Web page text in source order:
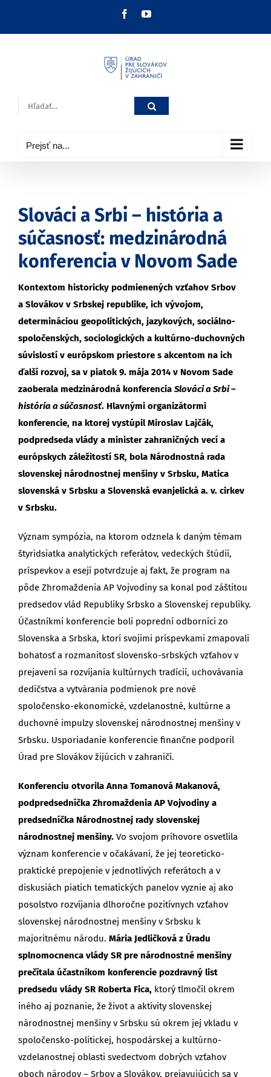
FacebookYouTube
Hľadať:
Prejsť na...
Slováci a Srbi – história a
súčasnosť: medzinárodná
konferencia v Novom Sade
Kontextom historicky podmienených vzťahov Srbov
a Slovákov v Srbskej republike, ich vývojom,
determináciou geopolitických, jazykových, sociálno-
spoločenských, sociologických a kultúrno-duchovných
súvislostí v európskom priestore s akcentom na ich
ďalší rozvoj, sa v piatok 9. mája 2014 v Novom Sade
zaoberala medzinárodná konferencia Slováci a Srbi –
história a súčasnosť. Hlavnými organizátormi
konferencie, na ktorej vystúpil Miroslav Lajčák,
podpredseda vlády a minister zahraničných vecí a
európskych záležitostí SR, bola Národnostná rada
slovenskej národnostnej menšiny v Srbsku, Matica
slovenská v Srbsku a Slovenská evanjelická a. v. cirkev
v Srbsku.
Význam sympózia, na ktorom odznela k daným témam
štyridsiatka analytických referátov, vedeckých štúdií,
príspevkov a esejí potvrdzuje aj fakt, že program na
pôde Zhromaždenia AP Vojvodiny sa konal pod záštitou
predsedov vlád Republiky Srbsko a Slovenskej republiky.
Účastníkmi konferencie boli poprední odborníci zo
Slovenska a Srbska, ktorí svojimi príspevkami zmapovali
bohatosť a rozmanitosť slovensko-srbských vzťahov v
prejavení sa rozvíjania kultúrnych tradícií, uchovávania
dedičstva a vytvárania podmienok pre nové
spoločensko-ekonomické, vzdelanostné, kultúrne a
duchovné impulzy slovenskej národnostnej menšiny v
Srbsku. Usporiadanie konferencie finančne podporil
Úrad pre Slovákov žijúcich v zahraničí.
Konferenciu otvorila Anna Tomanová Makanová,
podpredsedníčka Zhromaždenia AP Vojvodiny a
predsedníčka Národnostnej rady slovenskej
národnostnej menšiny. Vo svojom príhovore osvetlila
význam konferencie v očakávaní, že jej teoreticko-
praktické prepojenie v jednotlivých referátoch a v
diskusiách piatich tematických panelov vyznie aj ako
posolstvo rozvíjania dlhoročne pozitívnych vzťahov
slovenskej národnostnej menšiny v Srbsku k
majoritnému národu. Mária Jedličková z Úradu
splnomocnenca vlády SR pre národnostné menšiny
prečítala účastníkom konferencie pozdravný list
predsedu vlády SR Roberta Fica, ktorý tlmočil okrem
iného aj poznanie, že život a aktivity slovenskej
národnostnej menšiny v Srbsku sú okrem jej vkladu v
spoločensko-politickej, hospodárskej a kultúrno-
vzdelanostnej oblasti svedectvom dobrých vzťahov
oboch národov – Srbov a Slovákov, prejavujúcich sa v